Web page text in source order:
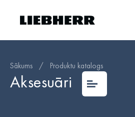
Sākums / Produktu katalogs
Aksesuāri